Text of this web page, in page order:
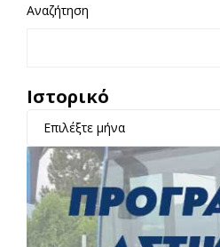
Αναζήτηση
Ιστορικό
Επιλέξτε μήνα